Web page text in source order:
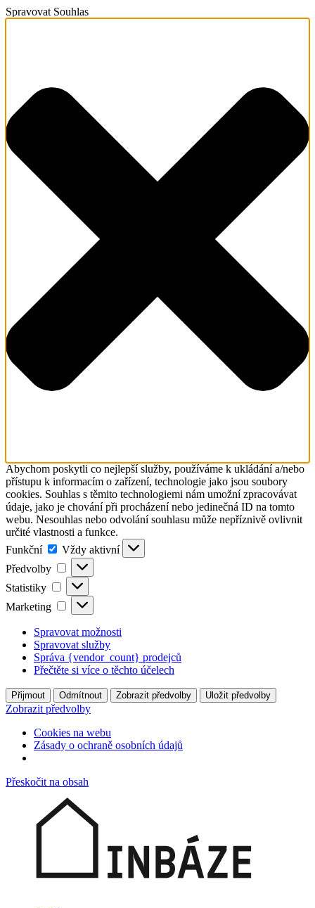
Spravovat Souhlas
Abychom poskytli co nejlepší služby, používáme k ukládání a/nebo
přístupu k informacím o zařízení, technologie jako jsou soubory
cookies. Souhlas s těmito technologiemi nám umožní zpracovávat
údaje, jako je chování při procházení nebo jedinečná ID na tomto
webu. Nesouhlas nebo odvolání souhlasu může nepříznivě ovlivnit
určité vlastnosti a funkce.
Funkční
Funkční
Vždy aktivní
Předvolby
Předvolby
Statistiky Statistiky
Marketing Marketing
Spravovat možnosti
Spravovat služby
Správa {vendor_count} prodejců
Přečtěte si více o těchto účelech
Přijmout Odmítnout Zobrazit předvolby Uložit předvolby
Zobrazit předvolby
Cookies na webu
Zásady o ochraně osobních údajů
Přeskočit na obsah